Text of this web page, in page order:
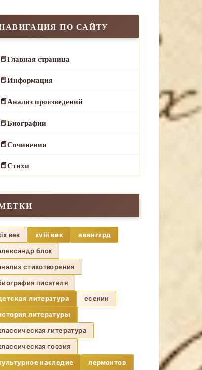
ПО САЙТУ
Главная страница
Информация
Анализ произведений
Биографии
Сочинения
Стихи
век xviii век
авангард
блок
стихотворения
писателя
литература
есенин
литературы
литература
поэзия
наследие
лермонтов